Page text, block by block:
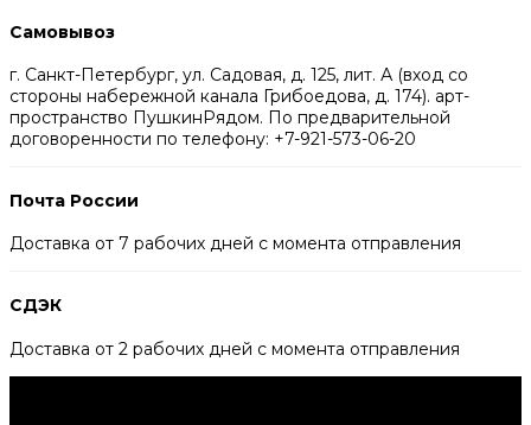
Самовывоз
г. Санкт-Петербург, ул. Садовая, д. 125, лит. А (вход со
стороны набережной канала Грибоедова, д. 174). арт-
пространство ПушкинРядом. По предварительной
договоренности по телефону: +7-921-573-06-20
Почта России
Доставка от 7 рабочих дней с момента отправления
СДЭК
Доставка от 2 рабочих дней с момента отправления